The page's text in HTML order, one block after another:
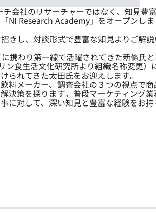
会社のリサーチャーではなく、知見豊富
NI Research Academy」をオープンしま
きし、対談形式で豊富な知見よりご解
携わり第一線で活躍されてきた新條氏と
食生活文化研究所より組織名称変更）
られてきた太田氏をお迎えします。
料メーカー、調査会社の３つの視点で商
決策を探ります。普段マーケティング業
に対して、深い知見と豊富な経験をお持